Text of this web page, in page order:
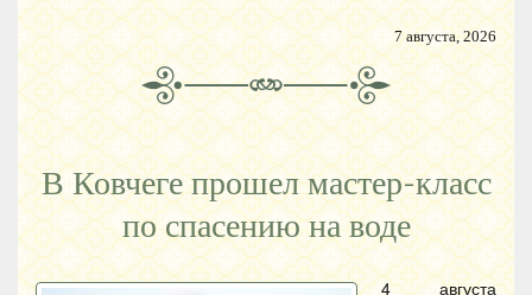
7 августа, 2026
В Ковчеге прошел мастер-класс
по спасению на воде
4 августа